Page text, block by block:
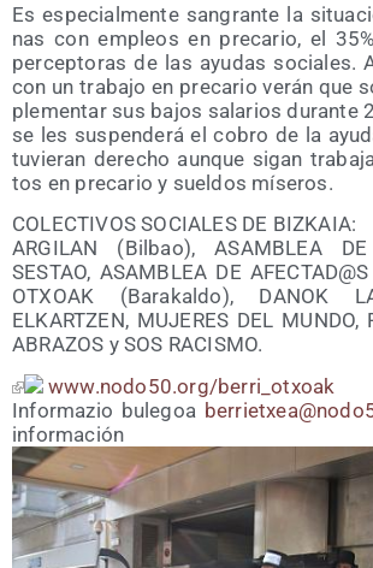
Es espe­cial­men­te san­gran­te la
nas con empleos en pre­ca­rio, el
per­cep­to­ras de las ayu­das socia­les.
con un tra­ba­jo en pre­ca­rio verán que
ple­men­tar sus bajos sala­rios duran­te
se les sus­pen­de­rá el cobro de la
tuvie­ran dere­cho aun­que sigan
tos en pre­ca­rio y suel­dos míseros.
COLECTIVOS SOCIALES DE BIZKAIA:
ARGILAN (Bil­bao), ASAMBLEA
SESTAO, ASAMBLEA DE
OTXOAK (Bara­kal­do), DANOK
ELKARTZEN, MUJERES DEL MUNDO,
ABRAZOS y SOS RACISMO.
www​.nodo50​.org/​b​e​r​r​i​_​o​t​x​oak
Infor­ma­zio bule­goa
información